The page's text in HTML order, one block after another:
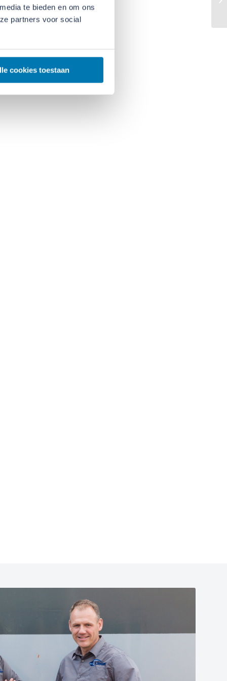
te bieden en om ons
partners voor social
cookies toestaan